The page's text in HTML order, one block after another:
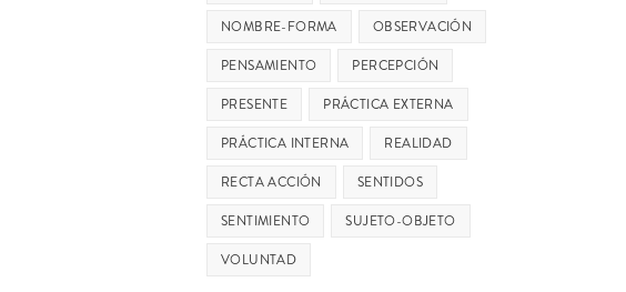
NOMBRE-FORMA
OBSERVACIÓN
PENSAMIENTO
PERCEPCIÓN
PRESENTE
PRÁCTICA EXTERNA
PRÁCTICA INTERNA
REALIDAD
RECTA ACCIÓN
SENTIDOS
SENTIMIENTO
SUJETO-OBJETO
VOLUNTAD